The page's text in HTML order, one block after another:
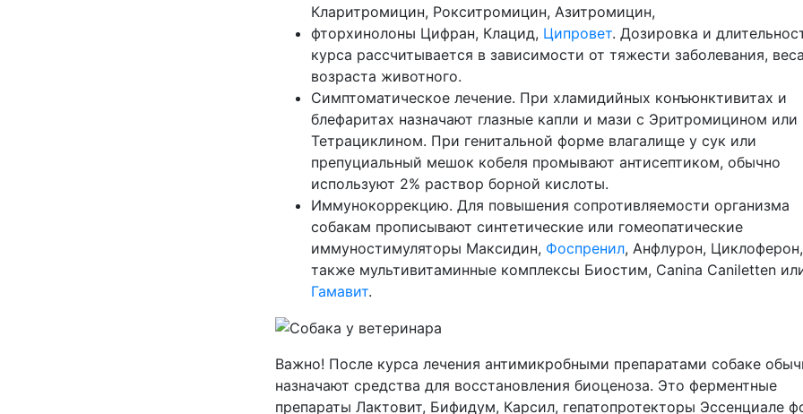
Кларитромицин, Рокситромицин, Азитромицин,
фторхинолоны Цифран, Клацид, Ципровет. Дозировка и
курса рассчитывается в зависимости от тяжести заболевания,
возраста животного.
Симптоматическое лечение. При хламидийных конъюнктивитах и
блефаритах назначают глазные капли и мази с Эритромицином или
Тетрациклином. При генитальной форме влагалище у сук или
препуциальный мешок кобеля промывают антисептиком, обычно
используют 2% раствор борной кислоты.
Иммунокоррекцию. Для повышения сопротивляемости организма
собакам прописывают синтетические или гомеопатические
иммуностимуляторы Максидин, Фоспренил, Анфлурон,
также мультивитаминные комплексы Биостим, Canina Caniletten
Гамавит.
Важно! После курса лечения антимикробными препаратами собаке
назначают средства для восстановления биоценоза. Это ферментные
препараты Лактовит, Бифидум, Карсил, гепатопротекторы Эссенциале